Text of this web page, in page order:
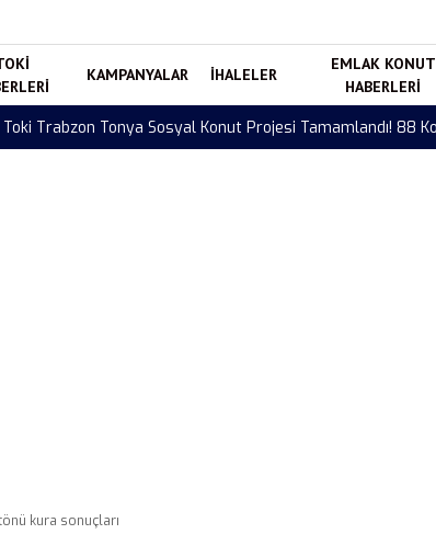
KAMPANYALAR İHALELER
EMLAK KONUT
HABERLERI
88 Konut Hak Sahiplerine Teslim Edildi
kura sonuçları